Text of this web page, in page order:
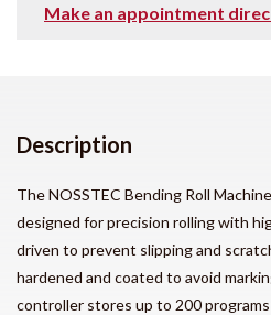
Make an appointment
Description
The NOSSTEC Bending Roll
designed for precision rolling with
driven to prevent slipping and
hardened and coated to avoid
controller stores up to 200